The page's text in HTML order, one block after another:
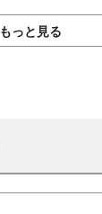
もっと見る